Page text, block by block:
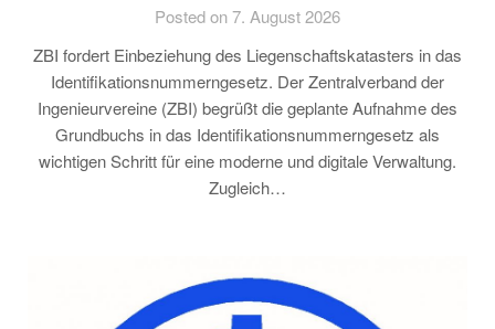
Posted on 7. August 2026
ZBI fordert Einbeziehung des Liegenschaftskatasters in das
Identifikationsnummerngesetz. Der Zentralverband der
Ingenieurvereine (ZBI) begrüßt die geplante Aufnahme des
Grundbuchs in das Identifikationsnummerngesetz als
wichtigen Schritt für eine moderne und digitale Verwaltung.
Zugleich…